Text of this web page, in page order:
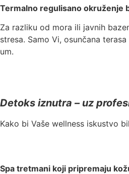
Termalno regulisano okruženje
Za razliku od mora ili javnih
stresa. Samo Vi, osunčana
um.
Detoks iznutra – uz
Kako bi Vaše wellness iskustvo
Spa tretmani koji pripremaju